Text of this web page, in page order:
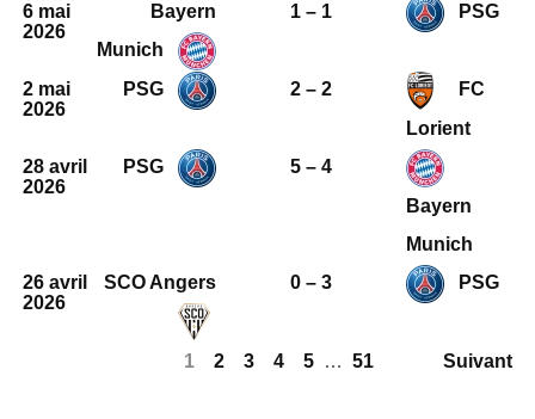
6 mai
2026
Bayern
Munich
1 – 1 PSG
2 mai
2026
PSG 2 – 2
FC
Lorient
28 avril
2026
PSG
5 – 4
Bayern
Munich
26 avril
2026
SCO Angers 0 – 3 PSG
1 2 3 4 5 … 51 Suivant